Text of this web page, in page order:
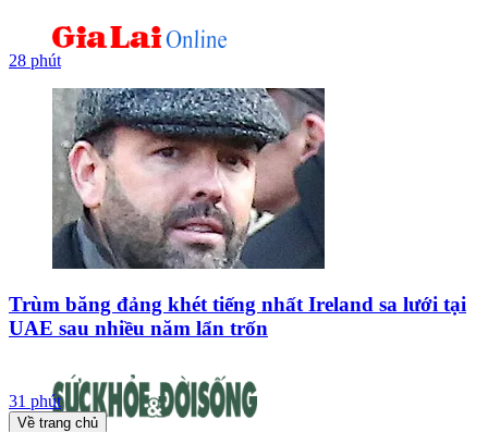
28 phút
Trùm băng đảng khét tiếng nhất Ireland sa lưới tại
UAE sau nhiều năm lẩn trốn
31 phút
Về trang chủ